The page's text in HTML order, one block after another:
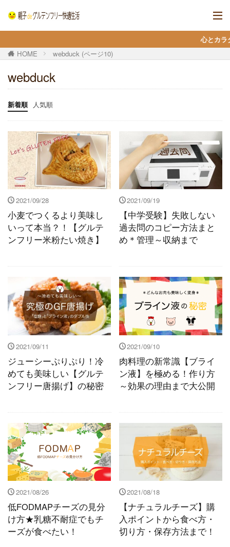
心とカラダを整
HOME
webduck (ページ10)
webduck
新着順 人気順
2021/09/28
小麦でつくるより美味し
いって本当？！【グルテ
ンフリー米粉たい焼き】
2021/09/19
【中学受験】失敗しない
過去問のコピー方法まと
め＊管理～収納まで
2021/09/11
ジューシーぷりぷり！冷
めても美味しい【グルテ
ンフリー唐揚げ】の秘密
2021/09/10
肉料理の新常識【ブライ
ン液】を極める！作り方
～効果の理由まで大公開
2021/08/26
低FODMAPチーズの見分
け方★乳糖不耐症でもチ
ーズが食べたい！
2021/08/18
【ナチュラルチーズ】購
入ポイントから食べ方・
切り方・保存方法まで！